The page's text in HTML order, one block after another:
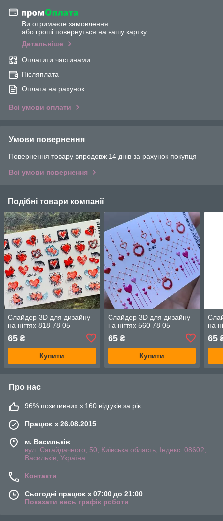
Ви отримаєте замовлення
або гроші повернуться на вашу картку
Детальніше
Оплатити частинами
Післяплата
Оплата на рахунок
Всі умови оплати
Умови повернення
Повернення товару впродовж 14 днів за рахунок покупця
Всі умови повернення
Подібні товари компанії
Слайдер 3D для дизайну
на нігтях 818 78 05
65 ₴
Купити
Слайдер 3D для дизайну
на нігтях 560 78 05
65₴
Купити
на
65
Про нас
96% позитивних з 160 відгуків за рік
Працює з 26.08.2015
м. Васильків
вул. Сагайдачного, 50, Київська область, Індекс: 08602,
Васильків, Україна
Контакти
Сьогодні працює з 07:00 до 21:00
Показати весь графік роботи